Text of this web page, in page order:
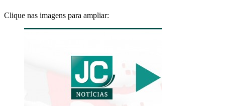
Clique nas imagens para ampliar: